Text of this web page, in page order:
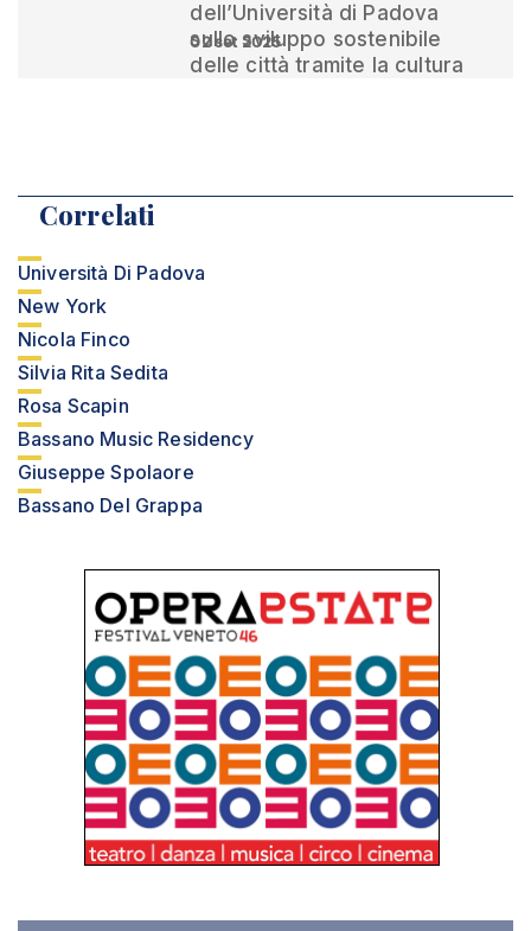
dell’Università di Padova
sullo sviluppo sostenibile
delle città tramite la cultura
02 set 2025
Correlati
Università Di Padova
New York
Nicola Finco
Silvia Rita Sedita
Rosa Scapin
Bassano Music Residency
Giuseppe Spolaore
Bassano Del Grappa